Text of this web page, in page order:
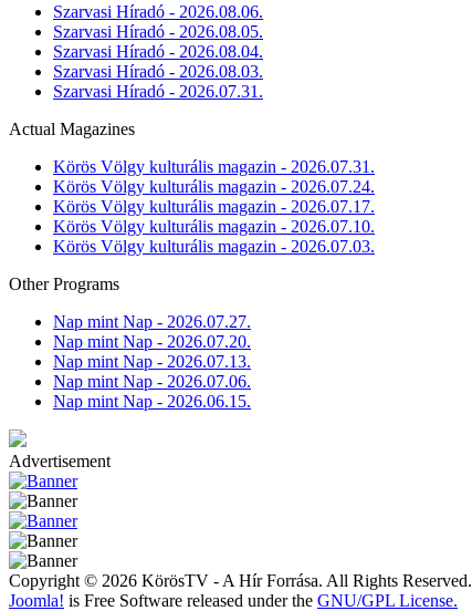
Szarvasi Híradó - 2026.08.06.
Szarvasi Híradó - 2026.08.05.
Szarvasi Híradó - 2026.08.04.
Szarvasi Híradó - 2026.08.03.
Szarvasi Híradó - 2026.07.31.
Actual Magazines
Körös Völgy kulturális magazin - 2026.07.31.
Körös Völgy kulturális magazin - 2026.07.24.
Körös Völgy kulturális magazin - 2026.07.17.
Körös Völgy kulturális magazin - 2026.07.10.
Körös Völgy kulturális magazin - 2026.07.03.
Other Programs
Nap mint Nap - 2026.07.27.
Nap mint Nap - 2026.07.20.
Nap mint Nap - 2026.07.13.
Nap mint Nap - 2026.07.06.
Nap mint Nap - 2026.06.15.
Advertisement
Copyright © 2026 KörösTV - A Hír Forrása. All Rights Reserved.
Joomla! is Free Software released under the GNU/GPL License.